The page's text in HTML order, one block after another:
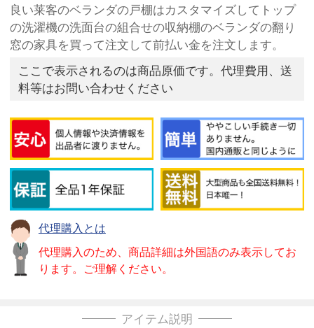
良い莱客のベランダの戸棚はカスタマイズしてトップ
の洗濯機の洗面台の組合せの収納棚のベランダの翻り
窓の家具を買って注文して前払い金を注文します。
ここで表示されるのは商品原価です。代理費用、送
料等はお問い合わせください
代理購入とは
代理購入のため、商品詳細は外国語のみ表示してお
ります。ご理解ください。
アイテム説明